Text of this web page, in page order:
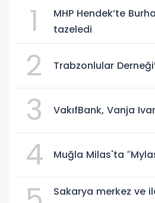
1
MHP Hendek’te
tazeledi
2 Trabzonlular
3 VakıfBank, Vanja
4 Muğla Milas'ta
Sakarya merkez ve